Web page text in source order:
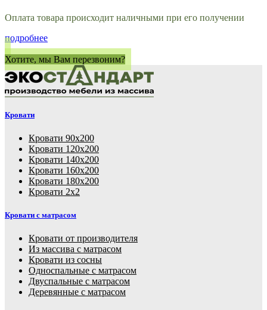
Оплата товара происходит наличными при его получении
подробнее
Хотите, мы Вам перезвоним?
Кровати
Кровати 90х200
Кровати 120х200
Кровати 140х200
Кровати 160х200
Кровати 180х200
Кровати 2х2
Кровати с матрасом
Кровати от производителя
Из массива с матрасом
Кровати из сосны
Односпальные с матрасом
Двуспальные с матрасом
Деревянные с матрасом